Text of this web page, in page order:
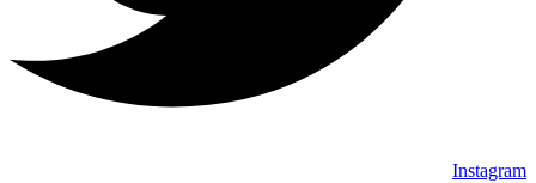
Instagram